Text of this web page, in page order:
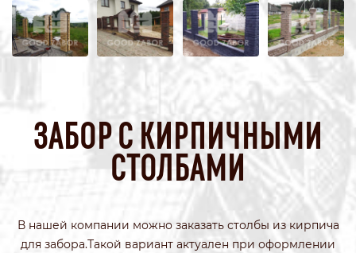
ЗАБОР С КИРПИЧНЫМИ
СТОЛБАМИ
В нашей компании можно заказать столбы из кирпича
для забора.Такой вариант актуален при оформлении